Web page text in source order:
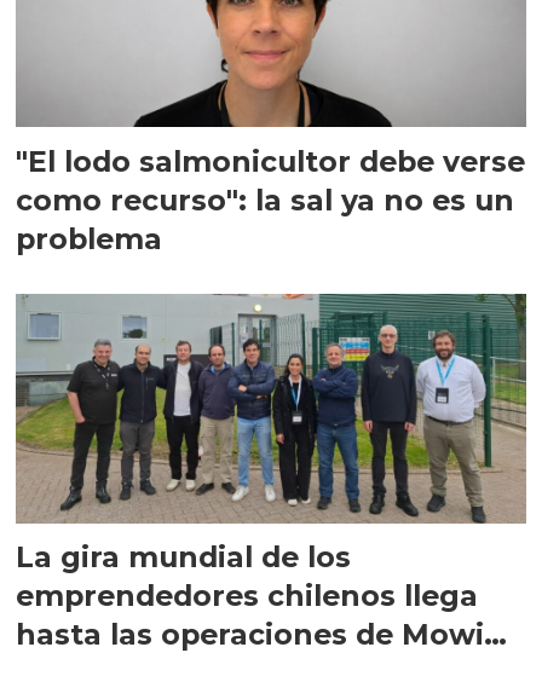
"El lodo salmonicultor debe verse
como recurso": la sal ya no es un
problema
La gira mundial de los
emprendedores chilenos llega
hasta las operaciones de Mowi